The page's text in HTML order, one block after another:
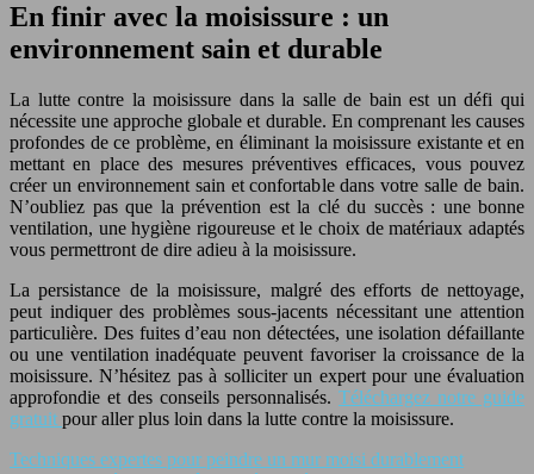
En finir avec la moisissure : un
environnement sain et durable
La lutte contre la moisissure dans la salle de bain est un défi qui
nécessite une approche globale et durable. En comprenant les causes
profondes de ce problème, en éliminant la moisissure existante et en
mettant en place des mesures préventives efficaces, vous pouvez
créer un environnement sain et confortable dans votre salle de bain.
N’oubliez pas que la prévention est la clé du succès : une bonne
ventilation, une hygiène rigoureuse et le choix de matériaux adaptés
vous permettront de dire adieu à la moisissure.
La persistance de la moisissure, malgré des efforts de nettoyage,
peut indiquer des problèmes sous-jacents nécessitant une attention
particulière. Des fuites d’eau non détectées, une isolation défaillante
ou une ventilation inadéquate peuvent favoriser la croissance de la
moisissure. N’hésitez pas à solliciter un expert pour une évaluation
approfondie et des conseils personnalisés. Téléchargez notre guide
gratuit pour aller plus loin dans la lutte contre la moisissure.
Techniques expertes pour peindre un mur moisi durablement